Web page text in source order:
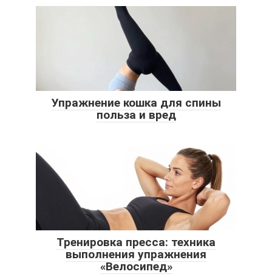
Упражнение кошка для спины
польза и вред
Тренировка пресса: техника
выполнения упражнения
«Велосипед»